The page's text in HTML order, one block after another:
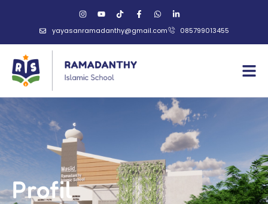
yayasanramadanthy@gmail.com 085799013455
Profil